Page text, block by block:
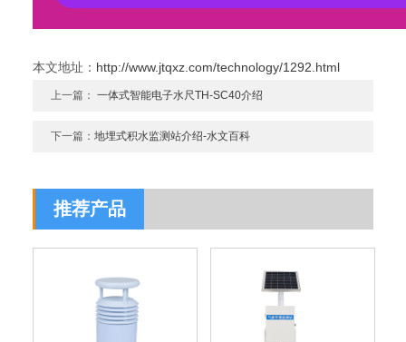
本文地址： http://www.jtqxz.com/technology/1292.html
上一篇：一体式智能电子水尺TH-SC40介绍
下一篇：地埋式积水监测站介绍-水文百科
推荐产品